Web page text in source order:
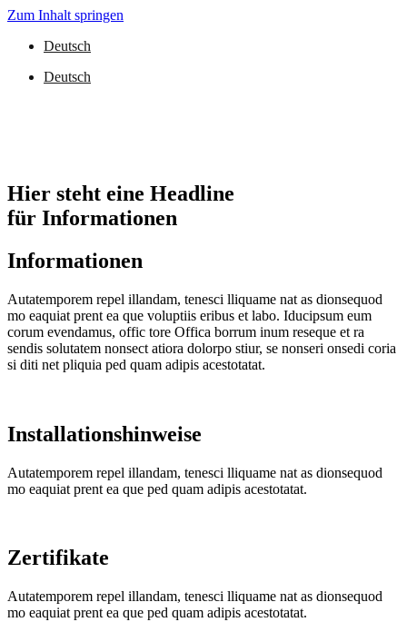
Zum Inhalt springen
Deutsch
Deutsch
Hier steht eine Headline
für Informationen
Informationen
Autatemporem repel illandam, tenesci lliquame nat as dionsequod
mo eaquiat prent ea que voluptiis eribus et labo. Iducipsum eum
corum evendamus, offic tore Offica borrum inum reseque et ra
sendis solutatem nonsect atiora dolorpo stiur, se nonseri onsedi coria
si diti net pliquia ped quam adipis acestotatat.
Installationshinweise
Autatemporem repel illandam, tenesci lliquame nat as dionsequod
mo eaquiat prent ea que ped quam adipis acestotatat.
Zertifikate
Autatemporem repel illandam, tenesci lliquame nat as dionsequod
mo eaquiat prent ea que ped quam adipis acestotatat.